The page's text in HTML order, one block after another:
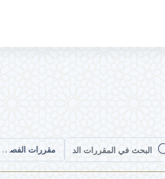
البحث في المقررات الدراسية
البحث في المقررات الدراسية
مقررات الفصل